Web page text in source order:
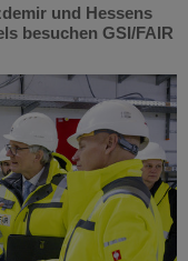
und Hessens
besuchen GSI/FAIR